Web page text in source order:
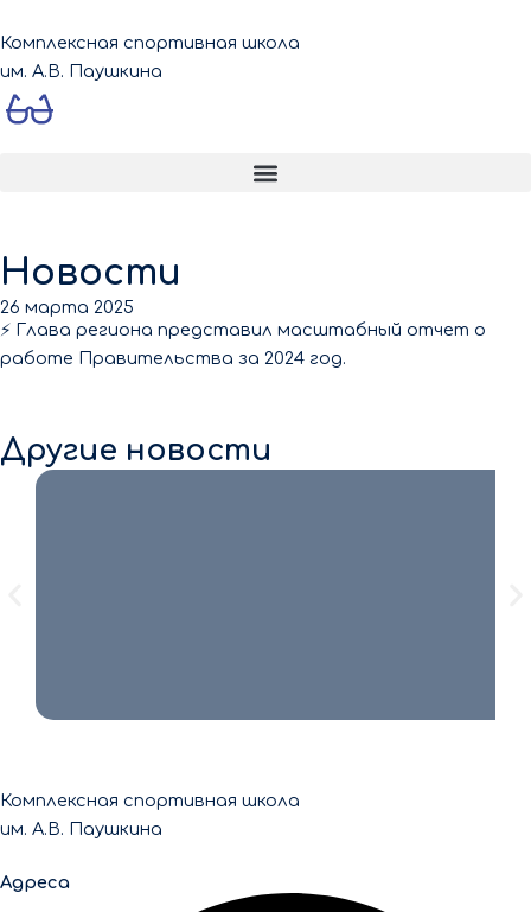
к
содержимому
Комплексная спортивная школа
им. А.В. Паушкина
Menu
Новости
26 марта 2025
⚡️ Глава региона представил масштабный отчет о
работе Правительства за 2024 год.
Другие новости
Комплексная спортивная школа
им. А.В. Паушкина
Адреса